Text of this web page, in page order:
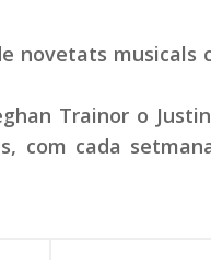
novetats musicals
Trainor o
com cada